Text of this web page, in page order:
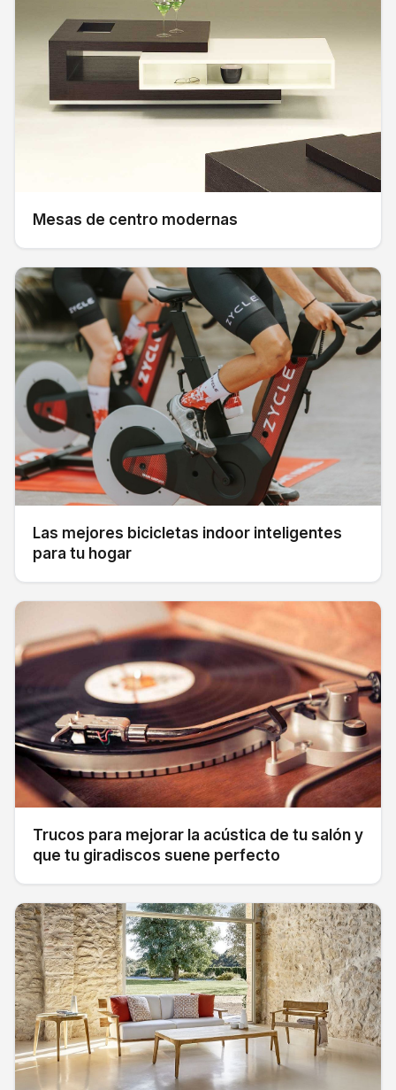
Mesas de centro modernas
Las mejores bicicletas indoor inteligentes
para tu hogar
Trucos para mejorar la acústica de tu salón y
que tu giradiscos suene perfecto